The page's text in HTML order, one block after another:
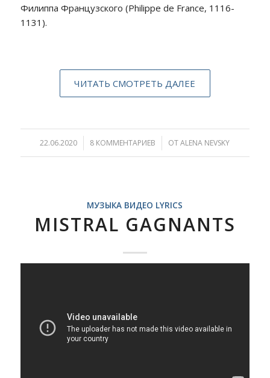
Филиппа Французского (Philippe de France, 1116-
1131).
ЧИТАТЬ СМОТРЕТЬ ДАЛЕЕ
22.06.2020
/ 8 КОММЕНТАРИЕВ
/ ОТALENA NEVSKY
МУЗЫКА ВИДЕО LYRICS
MISTRAL GAGNANTS